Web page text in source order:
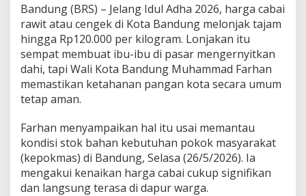
Bandung (BRS) – Jelang Idul Adha 2026, harga cabai
rawit atau cengek di Kota Bandung melonjak tajam
hingga Rp120.000 per kilogram. Lonjakan itu
sempat membuat ibu-ibu di pasar mengernyitkan
dahi, tapi Wali Kota Bandung Muhammad Farhan
memastikan ketahanan pangan kota secara umum
tetap aman.
Farhan menyampaikan hal itu usai memantau
kondisi stok bahan kebutuhan pokok masyarakat
(kepokmas) di Bandung, Selasa (26/5/2026). Ia
mengakui kenaikan harga cabai cukup signifikan
dan langsung terasa di dapur warga.